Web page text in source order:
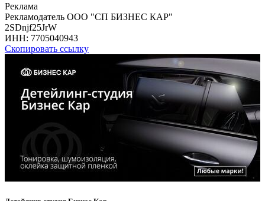
Реклама
Рекламодатель ООО "СП БИЗНЕС КАР"
2SDnjf25JrW
ИНН: 7705040943
Скопировать ссылку